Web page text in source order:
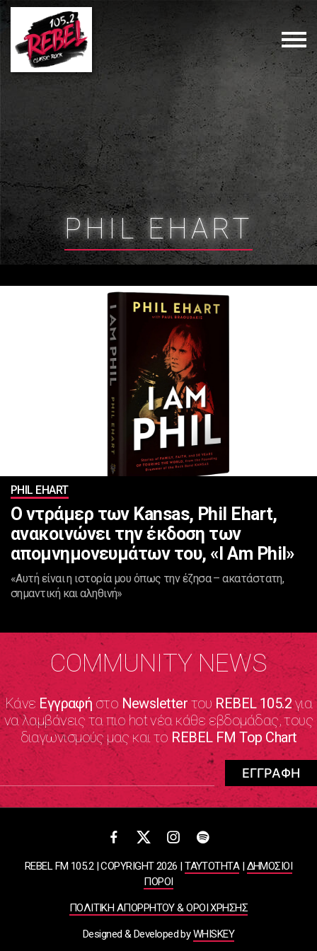
PHIL EHART
PHIL EHART
Ο ντράμερ των Kansas, Phil Ehart,
ανακοινώνει την έκδοση των
απομνημονευμάτων του, «I Am Phil»
«Αυτή είναι η ιστορία μου όπως την έζησα – ακατάστατη,
σημαντική και αληθινή»
COMMUNITY NEWS
Κάνε Εγγραφήστο NewsletterτουREBEL 105.2για
να λαμβάνεις τα πιο hot νέα κάθε εβδομάδας, τους
διαγωνισμούς μας και το REBEL FM Top Chart
REBEL FM 105.2 | COPYRIGHT 2026 |ΤΑΥΤΟΤΗΤΑ|ΔΗΜΟΣΙΟΙ
ΠΟΡΟΙ
ΠΟΛΙΤΙΚΗ ΑΠΟΡΡΗΤΟΥ & ΟΡΟΙ ΧΡΗΣΗΣ
Designed & Developed byWHISKEY